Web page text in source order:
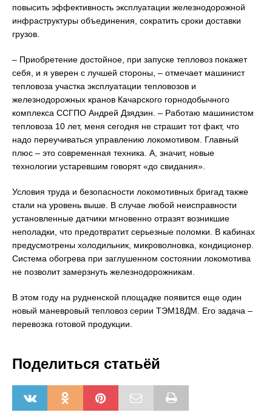
повысить эффективность эксплуатации железнодорожной
инфраструктуры объединения, сократить сроки доставки
грузов.
– Приобретение достойное, при запуске тепловоз покажет
себя, и я уверен с лучшей стороны, – отмечает машинист
тепловоза участка эксплуатации тепловозов и
железнодорожных кранов Качарского горнодобычного
комплекса ССГПО Андрей Дзядзин. – Работаю машинистом
тепловоза 10 лет, меня сегодня не страшит тот факт, что
надо переучиваться управлению локомотивом. Главный
плюс – это современная техника. А, значит, новые
технологии устаревшим говорят «до свидания».
Условия труда и безопасности локомотивных бригад также
стали на уровень выше. В случае любой неисправности
установленные датчики мгновенно отразят возникшие
неполадки, что предотвратит серьезные поломки. В кабинах
предусмотрены холодильник, микроволновка, кондиционер.
Система обогрева при заглушенном состоянии локомотива
не позволит замерзнуть железнодорожникам.
В этом году на рудненской площадке появится еще один
новый маневровый тепловоз серии ТЭМ18ДМ. Его задача –
перевозка готовой продукции.
Поделиться статьёй